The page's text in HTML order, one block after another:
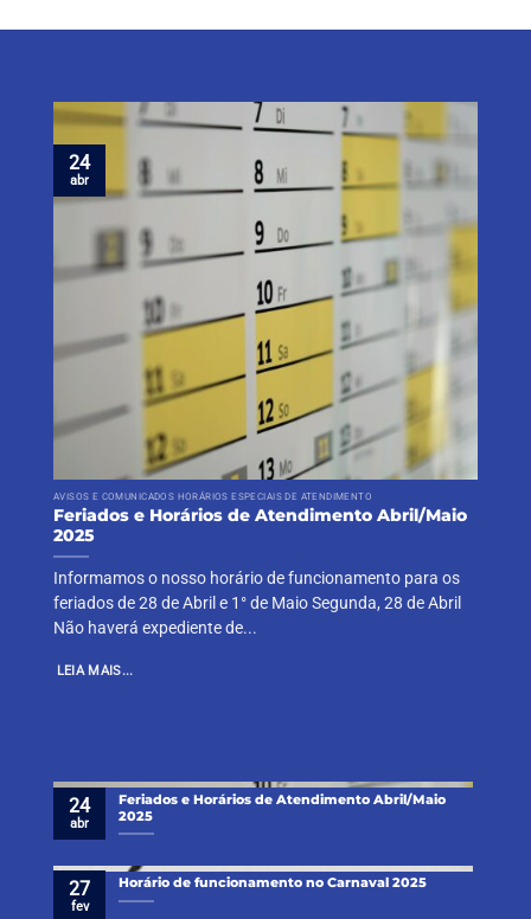
AVISOS E COMUNICADOS HORÁRIOS ESPECIAIS DE ATENDIMENTO
Feriados e Horários de Atendimento Abril/Maio
2025
Informamos o nosso horário de funcionamento para os
feriados de 28 de Abril e 1° de Maio Segunda, 28 de Abril
Não haverá expediente de...
LEIA MAIS...
24
abr
Feriados e Horários de Atendimento Abril/Maio
2025
24
abr
Horário de funcionamento no Carnaval 2025
27
fev